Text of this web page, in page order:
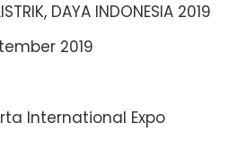
DAYA INDONESIA 2019
2019
International Expo